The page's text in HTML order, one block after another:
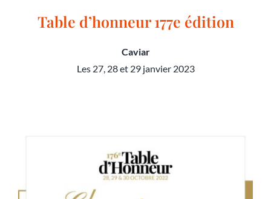
Table d’honneur 177e édition
Caviar
Les 27, 28 et 29 janvier 2023